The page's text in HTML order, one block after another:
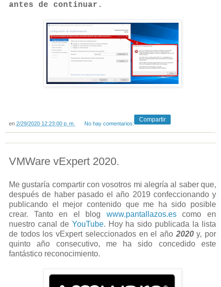
antes de continuar.
en 2/29/2020 12:23:00 p. m. No hay comentarios:
Compartir
VMWare vExpert 2020.
Me gustaría compartir con vosotros mi alegría al saber que,
después de haber pasado el año 2019 confeccionando y
publicando el mejor contenido que me ha sido posible
crear. Tanto en el blog www.pantallazos.escomo en
nuestro canal de YouTube. Hoy ha sido publicada la lista
de todos los vExpert seleccionados en el año 2020y, por
quinto año consecutivo, me ha sido concedido este
fantástico reconocimiento.